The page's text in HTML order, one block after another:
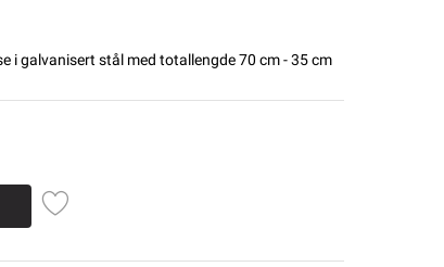
i galvanisert stål med totallengde 70 cm - 35 cm